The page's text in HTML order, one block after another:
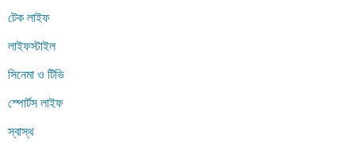
টেক লাইফ
লাইফস্টাইল
সিনেমা ও টিভি
স্পোর্টস লাইফ
স্বাস্থ